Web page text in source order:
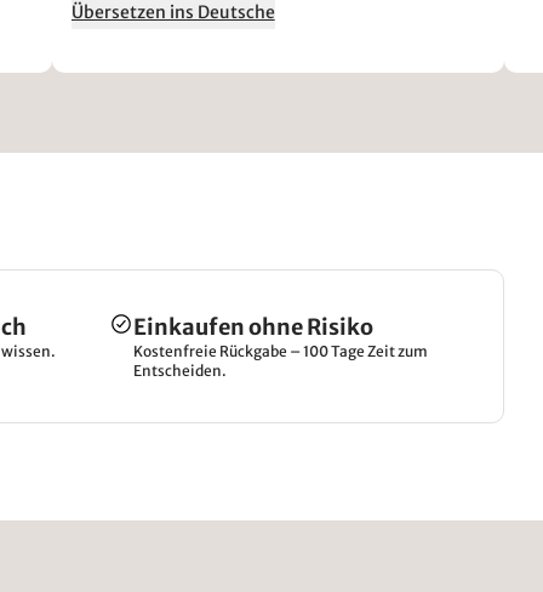
Übersetzen ins Deutsche
Einkaufen ohne Risiko
Kostenfreie Rückgabe – 100 Tage Zeit zum
Entscheiden.